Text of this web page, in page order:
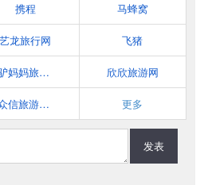
携程 马蜂窝
艺龙旅行网 飞猪
驴妈妈旅游网 欣欣旅游网
众信旅游悠哉网 更多
发表